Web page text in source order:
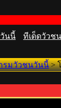
นนี้ ทีเด็ดวัวช
รมวัวชนวันนี้>